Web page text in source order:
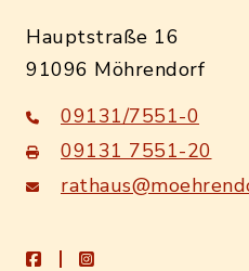
Hauptstraße 16
91096 Möhrendorf
09131/7551-0
09131 7551-20
facebookinstagram